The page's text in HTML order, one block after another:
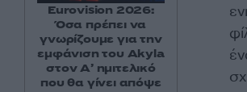
Eurovision 2026:
Όσα πρέπει να
γνωρίζουμε για την
εμφάνιση του Akyla
στον Α’ ημιτελικό
που θα γίνει απόψε